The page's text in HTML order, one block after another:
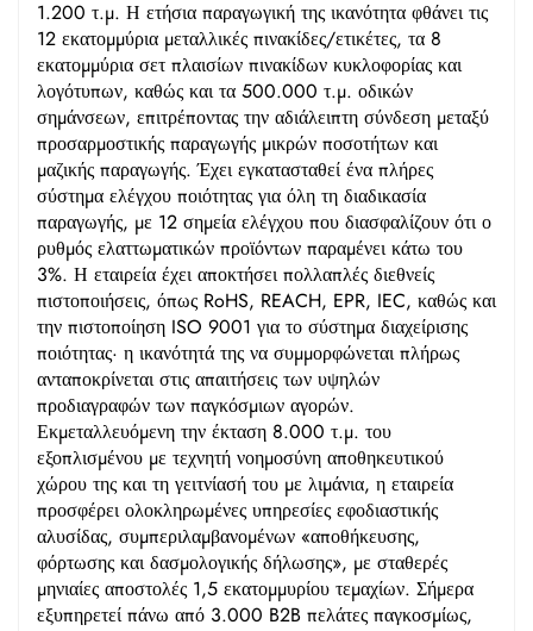
1.200 τ.μ. Η ετήσια παραγωγική της ικανότητα φθάνει τις
12 εκατομμύρια μεταλλικές πινακίδες/ετικέτες, τα 8
εκατομμύρια σετ πλαισίων πινακίδων κυκλοφορίας και
λογότυπων, καθώς και τα 500.000 τ.μ. οδικών
σημάνσεων, επιτρέποντας την αδιάλειπτη σύνδεση μεταξύ
προσαρμοστικής παραγωγής μικρών ποσοτήτων και
μαζικής παραγωγής. Έχει εγκατασταθεί ένα πλήρες
σύστημα ελέγχου ποιότητας για όλη τη διαδικασία
παραγωγής, με 12 σημεία ελέγχου που διασφαλίζουν ότι ο
ρυθμός ελαττωματικών προϊόντων παραμένει κάτω του
3%. Η εταιρεία έχει αποκτήσει πολλαπλές διεθνείς
πιστοποιήσεις, όπως RoHS, REACH, EPR, IEC, καθώς και
την πιστοποίηση ISO 9001 για το σύστημα διαχείρισης
ποιότητας· η ικανότητά της να συμμορφώνεται πλήρως
ανταποκρίνεται στις απαιτήσεις των υψηλών
προδιαγραφών των παγκόσμιων αγορών.
Εκμεταλλευόμενη την έκταση 8.000 τ.μ. του
εξοπλισμένου με τεχνητή νοημοσύνη αποθηκευτικού
χώρου της και τη γειτνίασή του με λιμάνια, η εταιρεία
προσφέρει ολοκληρωμένες υπηρεσίες εφοδιαστικής
αλυσίδας, συμπεριλαμβανομένων «αποθήκευσης,
φόρτωσης και δασμολογικής δήλωσης», με σταθερές
μηνιαίες αποστολές 1,5 εκατομμυρίου τεμαχίων. Σήμερα
εξυπηρετεί πάνω από 3.000 B2B πελάτες παγκοσμίως,